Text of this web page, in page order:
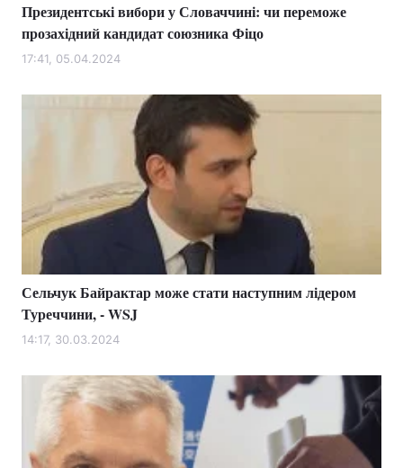
Президентські вибори у Словаччині: чи переможе
прозахідний кандидат союзника Фіцо
17:41, 05.04.2024
Сельчук Байрактар може стати наступним лідером
Туреччини, - WSJ
14:17, 30.03.2024